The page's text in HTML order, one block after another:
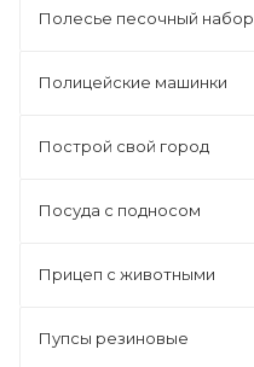
Полесье песочный набор
Полицейские машинки
Построй свой город
Посуда с подносом
Прицеп с животными
Пупсы резиновые